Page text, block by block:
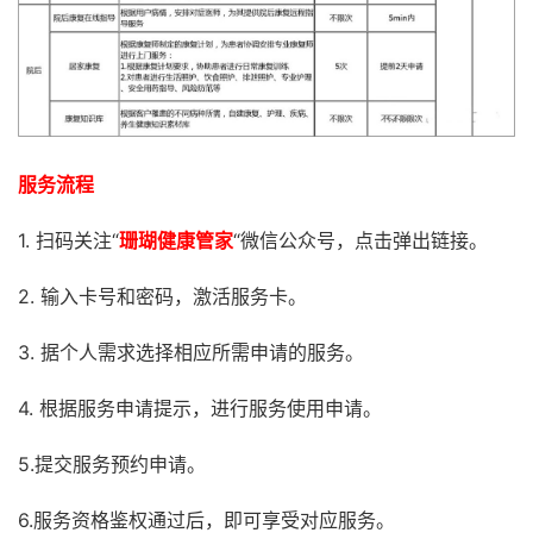
服务流程
1. 扫码关注“珊瑚健康管家“微信公众号，点击弹出链接。
2. 输入卡号和密码，激活服务卡。
3. 据个人需求选择相应所需申请的服务。
4. 根据服务申请提示，进行服务使用申请。
5.提交服务预约申请。
6.服务资格鉴权通过后，即可享受对应服务。